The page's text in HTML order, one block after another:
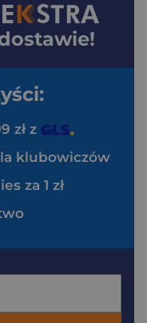
zł z
klubowiczów
za 1 zł